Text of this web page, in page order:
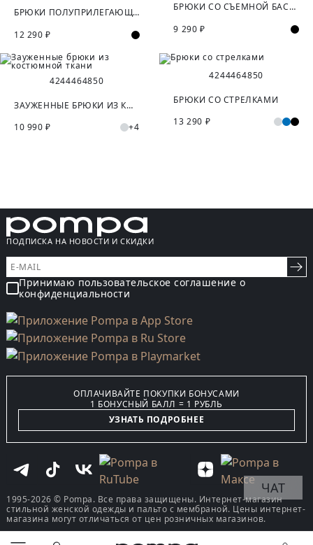
БРЮКИ ПОЛУПРИЛЕГАЮЩЕГО СИЛУЭТА ИЗ КОСТЮМНОЙ ТКАНИ
12 290 ₽
БРЮКИ СО СЪЕМНОЙ БАСКОЙ
9 290 ₽
4244464850
ЗАУЖЕННЫЕ БРЮКИ ИЗ КОСТЮМНОЙ ТКАНИ
10 990 ₽
+4
4244464850
БРЮКИ СО СТРЕЛКАМИ
13 290 ₽
ПОДПИСКА НА НОВОСТИ И СКИДКИ
Принимаю пользовательское соглашение о
конфиденциальности
ОПЛАЧИВАЙТЕ ПОКУПКИ БОНУСАМИ
1 БОНУСНЫЙ БАЛЛ = 1 РУБЛЬ
УЗНАТЬ ПОДРОБНЕЕ
1995-2026 © Pompa. Все права защищены. Интернет-магазин
стильной женской одежды и пальто с мембраной. Цены интернет-
магазина могут отличаться от цен розничных магазинов.
ЧАТ